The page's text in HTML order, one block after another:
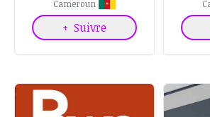
Cameroun
+ Suivre